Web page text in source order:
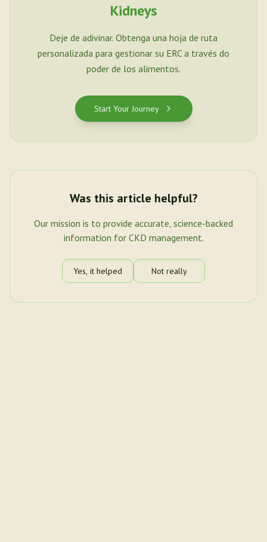
Kidneys
Deje de adivinar. Obtenga una hoja de ruta
personalizada para gestionar su ERC a través do
poder de los alimentos.
Start Your Journey
Was this article helpful?
Our mission is to provide accurate, science-backed
information for CKD management.
Yes, it helped Not really